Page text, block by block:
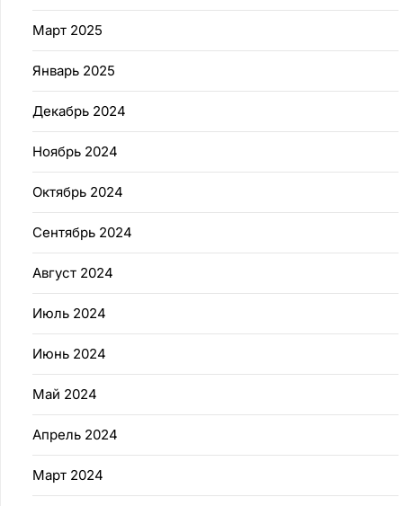
Март 2025
Январь 2025
Декабрь 2024
Ноябрь 2024
Октябрь 2024
Сентябрь 2024
Август 2024
Июль 2024
Июнь 2024
Май 2024
Апрель 2024
Март 2024